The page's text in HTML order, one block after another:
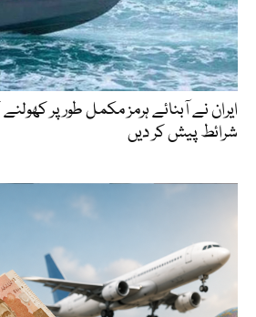
شرائط پیش کر دیں